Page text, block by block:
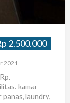
2.500.000
2021
kamar
panas, laundry,